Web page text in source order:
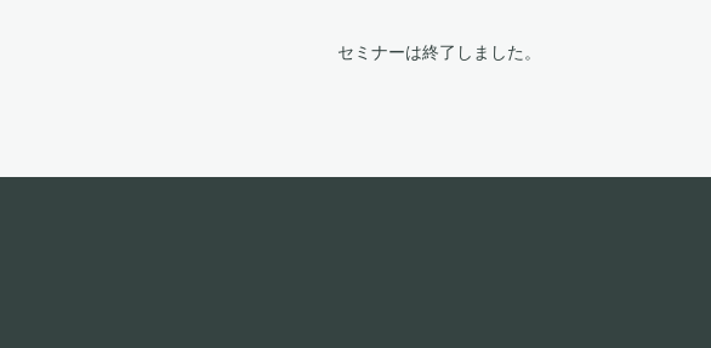
セミナーは終了しました。